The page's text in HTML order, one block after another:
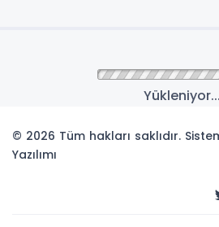
Yükleniyor...
© 2026 Tüm hakları saklıdır.
Yazılımı